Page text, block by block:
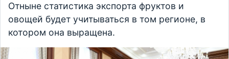
Отныне статистика экспорта фруктов и
овощей будет учитываться в том регионе, в
котором она выращена.